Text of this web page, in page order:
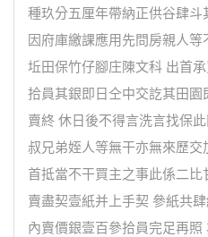
種玖分五厘年帶納正供谷肆
因府庫繳課應用先問房親人
坵田保竹仔腳庄陳文科 出首
拾員其銀即日仝中交訖其田
賣終 休日後不得言洗言找保
叔兄弟姪人等無干亦無來歷
首抵當不干買主之事此係二
賣盡契壹紙并上手契 參紙共
內賣價銀壹百參拾員完足再